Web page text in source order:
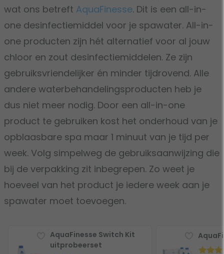
wat ons betreft AquaFinesse. Dit is een all-in-
one desinfectiemiddel voor je spawater. All-in-
one producten zijn hét alternatief voor al jouw
chloor en zout desinfectiemiddelen. Ze zijn
gebruiksvriendelijker én minder tijdrovend. Alle
andere waterbehandelingsproducten heb je
dus niet meer nodig. Door een all-in-one
product te gebruiken kost het onderhoud van je
opblaasbare spa maar 1 minuut van je tijd per
week. Volg simpelweg de gebruiksaanwijzing die
bij de verpakking zit inbegrepen. Zo weet je
hoeveel van het product je iedere week aan je
spawater moet toevoegen.
AquaFinesse Switch Kit
uitprobeerset